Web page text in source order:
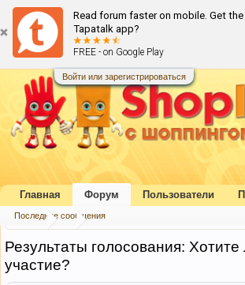
Read forum faster on mobile. Get the
Tapatalk app?
FREE - on Google Play
Войти или зарегистрироваться
Форум ... Игра "Обмен подарками" - ОПРОС
Результаты голосования:
участие?
Главная Форум
Последние сообщения
Пользователи